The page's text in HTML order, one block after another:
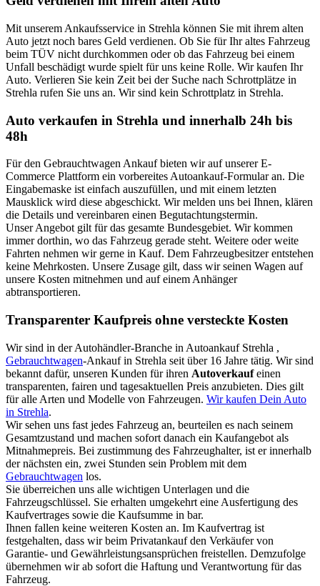
Mit unserem Ankaufsservice in Strehla können Sie mit ihrem alten
Auto jetzt noch bares Geld verdienen. Ob Sie für Ihr altes Fahrzeug
beim TÜV nicht durchkommen oder ob das Fahrzeug bei einem
Unfall beschädigt wurde spielt für uns keine Rolle. Wir kaufen Ihr
Auto. Verlieren Sie kein Zeit bei der Suche nach Schrottplätze in
Strehla rufen Sie uns an. Wir sind kein Schrottplatz in Strehla.
Auto verkaufen in Strehla und innerhalb 24h bis
48h
Für den Gebrauchtwagen Ankauf bieten wir auf unserer E-
Commerce Plattform ein vorbereites Autoankauf-Formular an. Die
Eingabemaske ist einfach auszufüllen, und mit einem letzten
Mausklick wird diese abgeschickt. Wir melden uns bei Ihnen, klären
die Details und vereinbaren einen Begutachtungstermin.
Unser Angebot gilt für das gesamte Bundesgebiet. Wir kommen
immer dorthin, wo das Fahrzeug gerade steht. Weitere oder weite
Fahrten nehmen wir gerne in Kauf. Dem Fahrzeugbesitzer entstehen
keine Mehrkosten. Unsere Zusage gilt, dass wir seinen Wagen auf
unsere Kosten mitnehmen und auf einem Anhänger
abtransportieren.
Transparenter Kaufpreis ohne versteckte Kosten
Wir sind in der Autohändler-Branche in Autoankauf Strehla ,
Gebrauchtwagen-Ankauf in Strehla seit über 16 Jahre tätig. Wir sind
bekannt dafür, unseren Kunden für ihren Autoverkaufeinen
transparenten, fairen und tagesaktuellen Preis anzubieten. Dies gilt
für alle Arten und Modelle von Fahrzeugen. Wir kaufen Dein Auto
in Strehla.
Wir sehen uns fast jedes Fahrzeug an, beurteilen es nach seinem
Gesamtzustand und machen sofort danach ein Kaufangebot als
Mitnahmepreis. Bei zustimmung des Fahrzeughalter, ist er innerhalb
der nächsten ein, zwei Stunden sein Problem mit dem
Gebrauchtwagen los.
Sie überreichen uns alle wichtigen Unterlagen und die
Fahrzeugschlüssel. Sie erhalten umgekehrt eine Ausfertigung des
Kaufvertrages sowie die Kaufsumme in bar.
Ihnen fallen keine weiteren Kosten an. Im Kaufvertrag ist
festgehalten, dass wir beim Privatankauf den Verkäufer von
Garantie- und Gewährleistungsansprüchen freistellen. Demzufolge
übernehmen wir ab sofort die Haftung und Verantwortung für das
Fahrzeug.